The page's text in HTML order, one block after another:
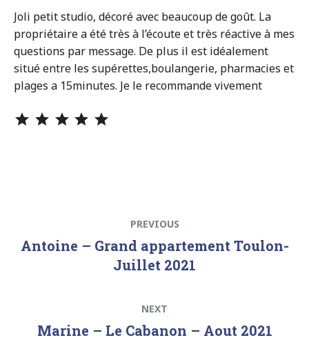
Joli petit studio, décoré avec beaucoup de goût. La
propriétaire a été très à l’écoute et très réactive à mes
questions par message. De plus il est idéalement
situé entre les supérettes,boulangerie, pharmacies et
plages a 15minutes. Je le recommande vivement
l’article
post:
PREVIOUS
Antoine – Grand appartement Toulon-
Juillet 2021
post:
NEXT
Marine – Le Cabanon – Aout 2021